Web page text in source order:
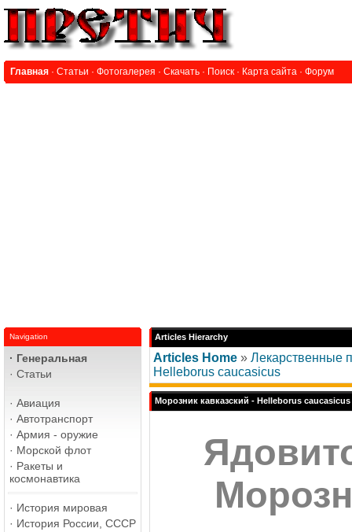
Главная · Статьи · Фотогалерея · Скачать · Поиск · Карта сайта · Форум
Navigation
· Генеральная
· Статьи
· Авиация
· Автотранспорт
· Армия - оружие
· Морской флот
· Ракеты и
космонавтика
· История мировая
· История России, СССР
Articles Hierarchy
Articles Home » Лекарственные
Helleborus caucasicus
Морозник кавказский - Helleborus caucasicus